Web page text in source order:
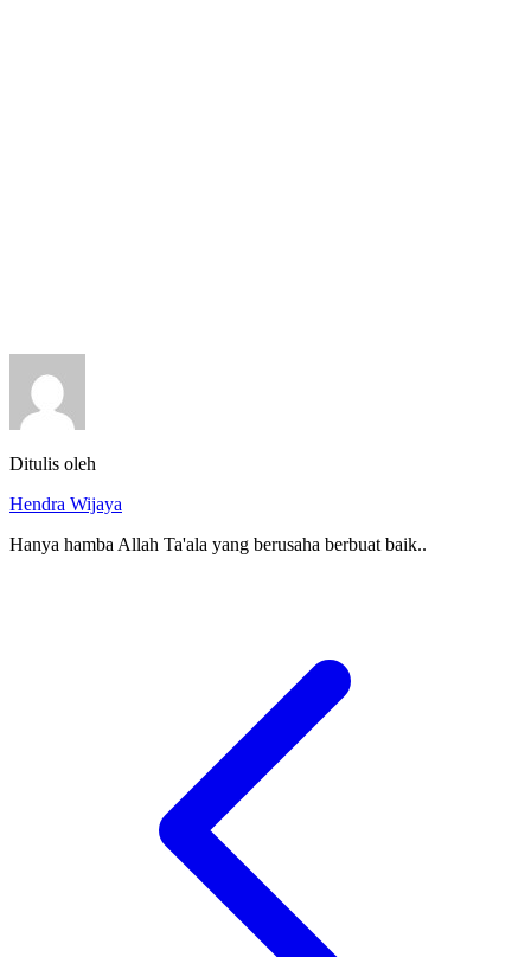
Ditulis oleh
Hendra Wijaya
Hanya hamba Allah Ta'ala yang berusaha berbuat baik..